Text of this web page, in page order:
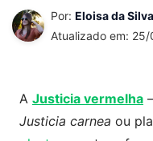
Por: Eloisa da Silva
Atualizado em:
A Justicia vermelha
Justicia carnea ou